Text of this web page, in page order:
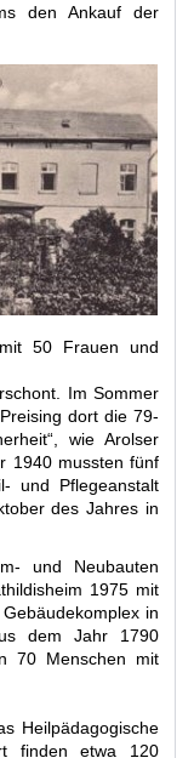
den Ankauf der
50 Frauen und
Im Sommer
dort die 79-
wie Arolser
1940 mussten fünf
und Pflegeanstalt
des Jahres in
und Neubauten
1975 mit
in
dem Jahr 1790
70 Menschen mit
Heilpädagogische
finden etwa 120